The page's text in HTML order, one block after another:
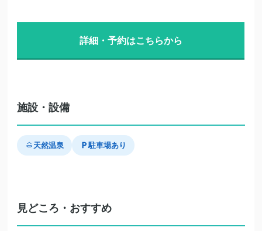
詳細・予約はこちらから
施設・設備
天然温泉 駐車場あり
見どころ・おすすめ